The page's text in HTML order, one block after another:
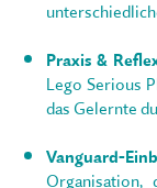
Praxis &
Lego Serious
das Gelernte
Vanguard-
Organisation,